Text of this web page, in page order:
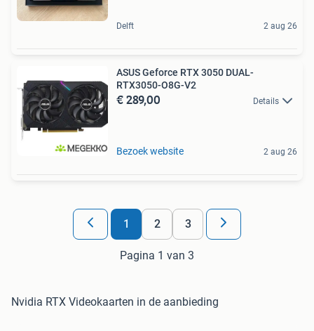
Delft 2 aug 26
ASUS Geforce RTX 3050 DUAL-
RTX3050-O8G-V2
€ 289,00 Details
Bezoek website 2 aug 26
1 2 3
Pagina 1 van 3
Nvidia RTX Videokaarten in de aanbieding